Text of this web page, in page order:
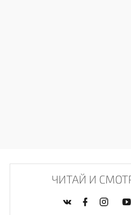
ЧИТАЙ И